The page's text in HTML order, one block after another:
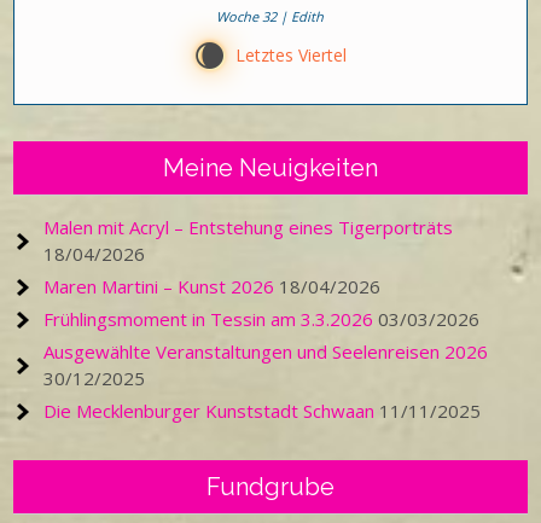
Woche 32 | Edith
W Letztes Viertel
Meine Neuigkeiten
Malen mit Acryl – Entstehung eines Tigerporträts
18/04/2026
Maren Martini – Kunst 2026 18/04/2026
Frühlingsmoment in Tessin am 3.3.2026 03/03/2026
Ausgewählte Veranstaltungen und Seelenreisen 2026
30/12/2025
Die Mecklenburger Kunststadt Schwaan 11/11/2025
Fundgrube